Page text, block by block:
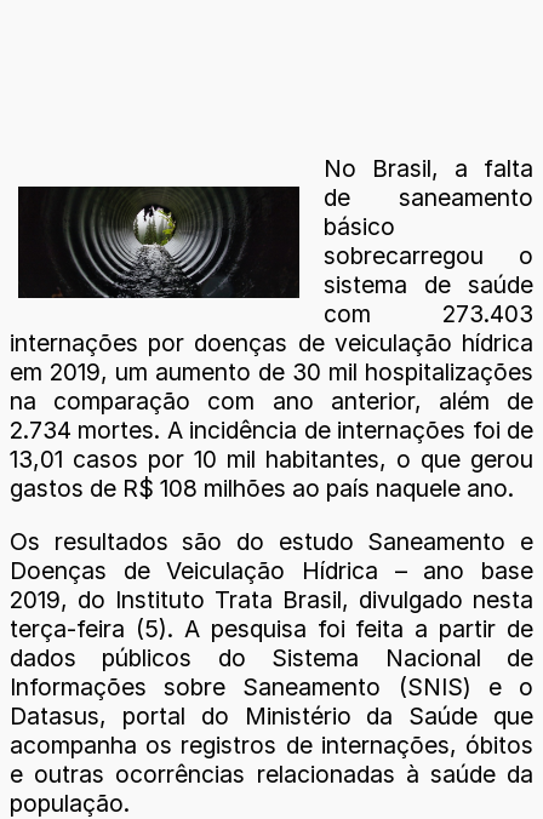
No Brasil, a falta
de saneamento
básico
sobrecarregou o
sistema de saúde
com 273.403
internações por doenças de veiculação hídrica
em 2019, um aumento de 30 mil hospitalizações
na comparação com ano anterior, além de
2.734 mortes. A incidência de internações foi de
13,01 casos por 10 mil habitantes, o que gerou
gastos de R$ 108 milhões ao país naquele ano.
Os resultados são do estudo Saneamento e
Doenças de Veiculação Hídrica – ano base
2019, do Instituto Trata Brasil, divulgado nesta
terça-feira (5). A pesquisa foi feita a partir de
dados públicos do Sistema Nacional de
Informações sobre Saneamento (SNIS) e o
Datasus, portal do Ministério da Saúde que
acompanha os registros de internações, óbitos
e outras ocorrências relacionadas à saúde da
população.